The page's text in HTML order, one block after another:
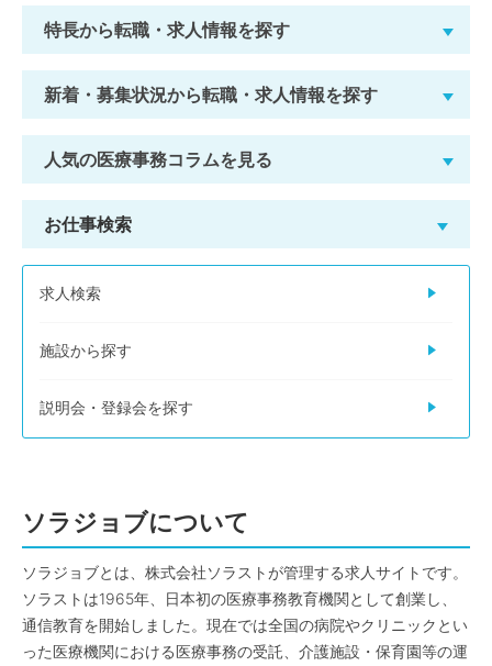
特長から転職・求人情報を探す
新着・募集状況から転職・求人情報を探す
人気の医療事務コラムを見る
お仕事検索
求人検索
施設から探す
説明会・登録会を探す
ソラジョブについて
ソラジョブとは、株式会社ソラストが管理する求人サイトです。
ソラストは1965年、日本初の医療事務教育機関として創業し、
通信教育を開始しました。現在では全国の病院やクリニックとい
った医療機関における医療事務の受託、介護施設・保育園等の運